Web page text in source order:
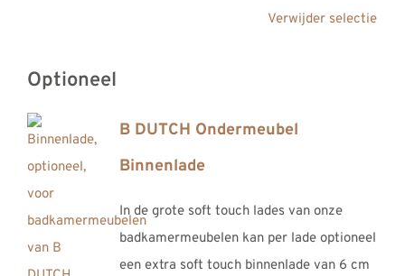
Verwijder selectie
Optioneel
B DUTCH Ondermeubel
Binnenlade
In de grote soft touch lades van onze
badkamermeubelen kan per lade optioneel
een extra soft touch binnenlade van 6 cm